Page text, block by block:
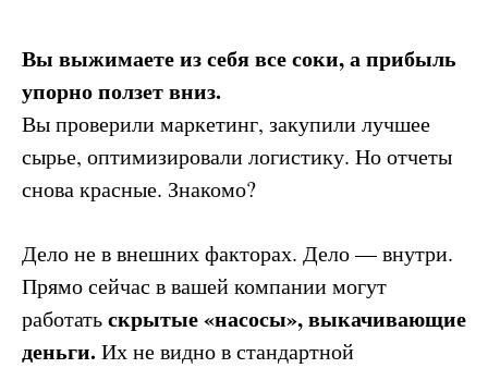
Вы выжимаете из себя все соки, а прибыль
упорно ползет вниз.
Вы проверили маркетинг, закупили лучшее
сырье, оптимизировали логистику. Но отчеты
снова красные. Знакомо?
Дело не в внешних факторах. Дело — внутри.
Прямо сейчас в вашей компании могут
работатьскрытые «насосы», выкачивающие
деньги. Их не видно в стандартной